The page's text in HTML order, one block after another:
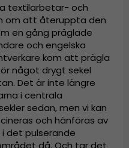
textilarbetar- och
om att återuppta den
en gång präglade
och engelska
kom att prägla
något drygt sekel
Det är inte längre
i centrala
sedan, men vi kan
och hänföras av
det pulserande
då. Och tar det